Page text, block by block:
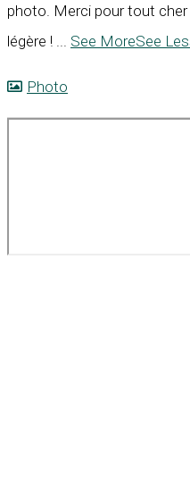
photo. Merci pour tout
légère ! ... See MoreSee
Photo